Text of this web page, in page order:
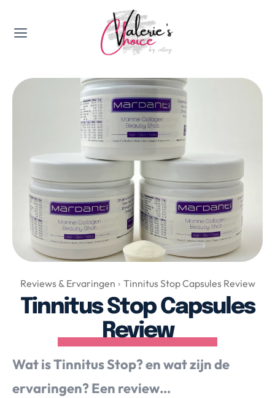
Valerie's Topics
Travel & Culture
Food & Drinks
Happyness & Opmerkelijk
Lifestyle, Sport & Duurzaamheid
Top 5 van Valerie
Health & Beauty
Huis & Tuin
Nieuws & Media
Over Valerie
Over Valerie
De Top 5
VALERIE'S CHOICE
Reviews & Ervaringen Tinnitus Stop Capsules Review
Tinnitus Stop Capsules
Review
Wat is Tinnitus Stop? en wat zijn de
ervaringen? Een review…